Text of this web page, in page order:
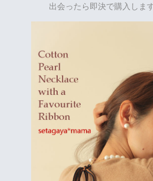
出会ったら即決で購入しま